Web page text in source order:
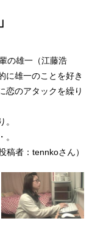
の雄一（江藤浩
に雄一のことを好き
恋のアタックを繰り
。
。
稿者：tennkoさん）